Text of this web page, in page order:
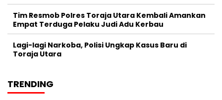
Tim Resmob Polres Toraja Utara Kembali Amankan
Empat Terduga Pelaku Judi Adu Kerbau
Lagi-lagi Narkoba, Polisi Ungkap Kasus Baru di
Toraja Utara
TRENDING